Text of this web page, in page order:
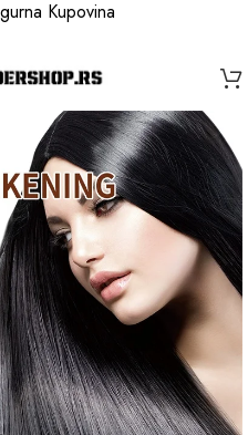
Kupovina